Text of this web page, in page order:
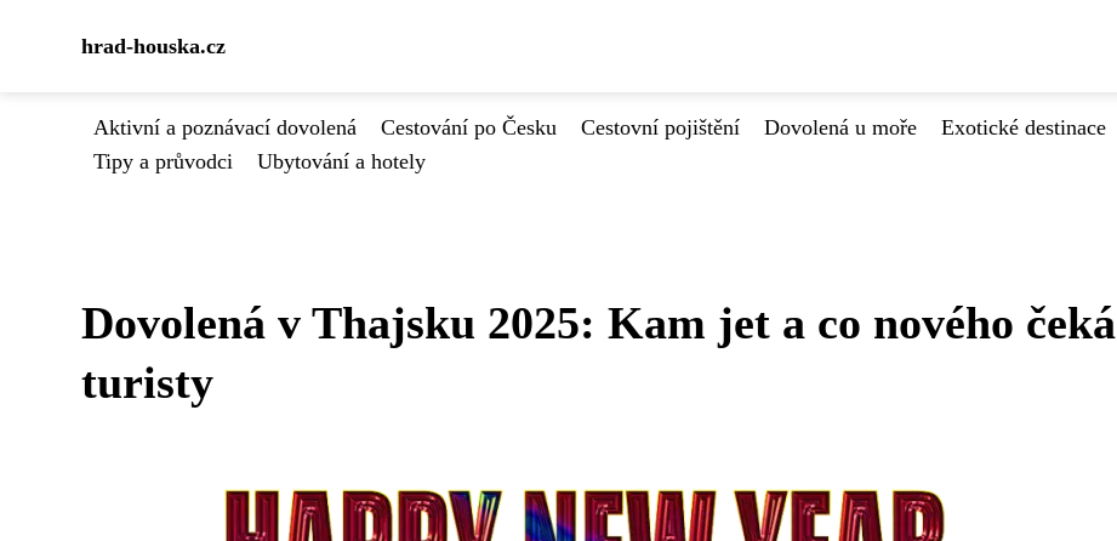
hrad-houska.cz
Aktivní a poznávací dovolená Cestování po Česku Cestovní pojištění Dovolená u moře Exotické destinace
Tipy a průvodci
Ubytování a hotely
Dovolená v Thajsku 2025: Kam jet a co nového čeká
turisty